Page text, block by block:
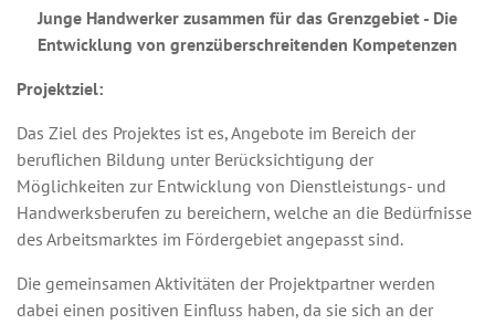
Junge Handwerker zusammen für das Grenzgebiet - Die
Entwicklung von grenzüberschreitenden Kompetenzen
Projektziel:
Das Ziel des Projektes ist es, Angebote im Bereich der
beruflichen Bildung unter Berücksichtigung der
Möglichkeiten zur Entwicklung von Dienstleistungs- und
Handwerksberufen zu bereichern, welche an die Bedürfnisse
des Arbeitsmarktes im Fördergebiet angepasst sind.
Die gemeinsamen Aktivitäten der Projektpartner werden
dabei einen positiven Einfluss haben, da sie sich an der